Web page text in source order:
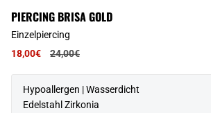
PIERCING BRISA GOLD
Einzelpiercing
18,00€
Regulärer
24,00€
Hypoallergen | Wasserdicht
Edelstahl Zirkonia